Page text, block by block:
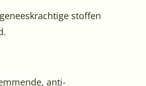
stoffen
anti-